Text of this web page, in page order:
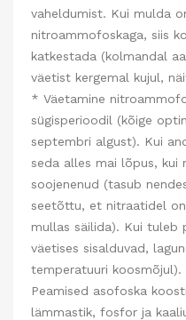
vaheldumist. Kui mulda
nitroammofoskaga, siis
katkestada (kolmandal
väetist kergemal kujul,
* Väetamine
sügisperioodil (kõige
septembri algust). Kui
seda alles mai lõpus, kui
soojenenud (tasub
seetõttu, et nitraatidel
mullas säilida). Kui tuleb
väetises sisalduvad,
temperatuuri koosmõjul).
Peamised asofoska
lämmastik, fosfor ja